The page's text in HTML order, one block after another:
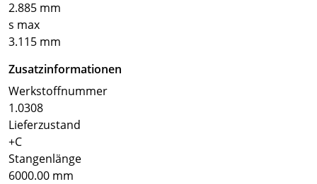
2.885 mm
s max
3.115 mm
Zusatzinformationen
Werkstoffnummer
1.0308
Lieferzustand
+C
Stangenlänge
6000.00 mm